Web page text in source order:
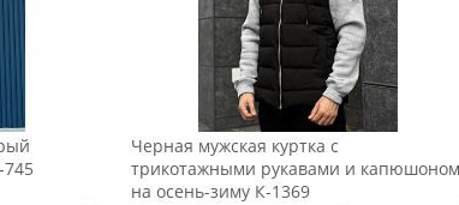
Черная мужская куртка с
трикотажными рукавами и капюшоном
на осень-зиму К-1369